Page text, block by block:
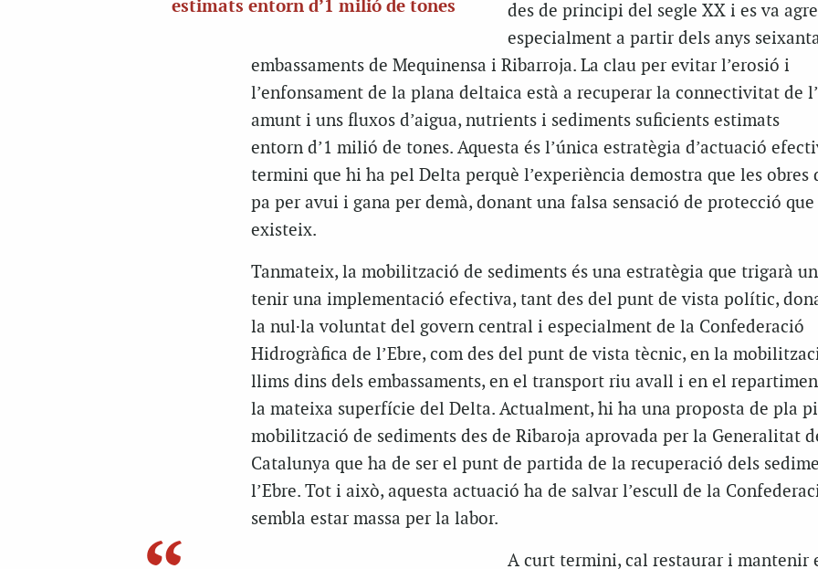
estimats entorn d’1 milió de tones
des de principi del segle XX i es va
especialment a partir dels anys
embassaments de Mequinensa i Ribarroja. La clau per evitar l’erosió i
l’enfonsament de la plana deltaica està a recuperar la connectivitat de
amunt i uns fluxos d’aigua, nutrients i sediments suficients estimats
entorn d’1 milió de tones. Aquesta és l’única estratègia d’actuació
termini que hi ha pel Delta perquè l’experiència demostra que les obres
pa per avui i gana per demà, donant una falsa sensació de protecció
existeix.
Tanmateix, la mobilització de sediments és una estratègia que trigarà
tenir una implementació efectiva, tant des del punt de vista polític,
la nul·la voluntat del govern central i especialment de la Confederació
Hidrogràfica de l’Ebre, com des del punt de vista tècnic, en la
llims dins dels embassaments, en el transport riu avall i en el
la mateixa superfície del Delta. Actualment, hi ha una proposta de pla
mobilització de sediments des de Ribaroja aprovada per la Generalitat
Catalunya que ha de ser el punt de partida de la recuperació dels
l’Ebre. Tot i això, aquesta actuació ha de salvar l’escull de la
sembla estar massa per la labor.
A curt termini, cal restaurar i mantenir